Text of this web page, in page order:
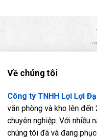
Về chúng tôi
Công ty TNHH Lợi Lợi
văn phòng và kho lên đến
chuyên nghiệp. Với nhiều
chúng tôi đã và đang